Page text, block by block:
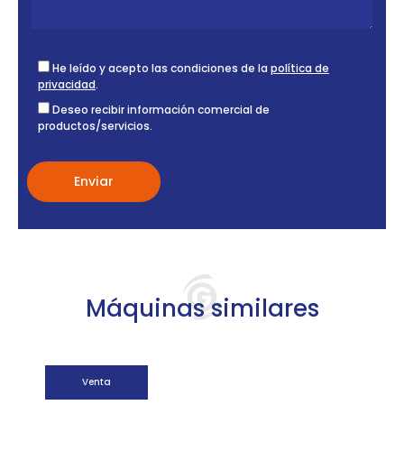
He leído y acepto las condiciones de la política de
privacidad.
Deseo recibir información comercial de
productos/servicios.
Máquinas similares
Venta